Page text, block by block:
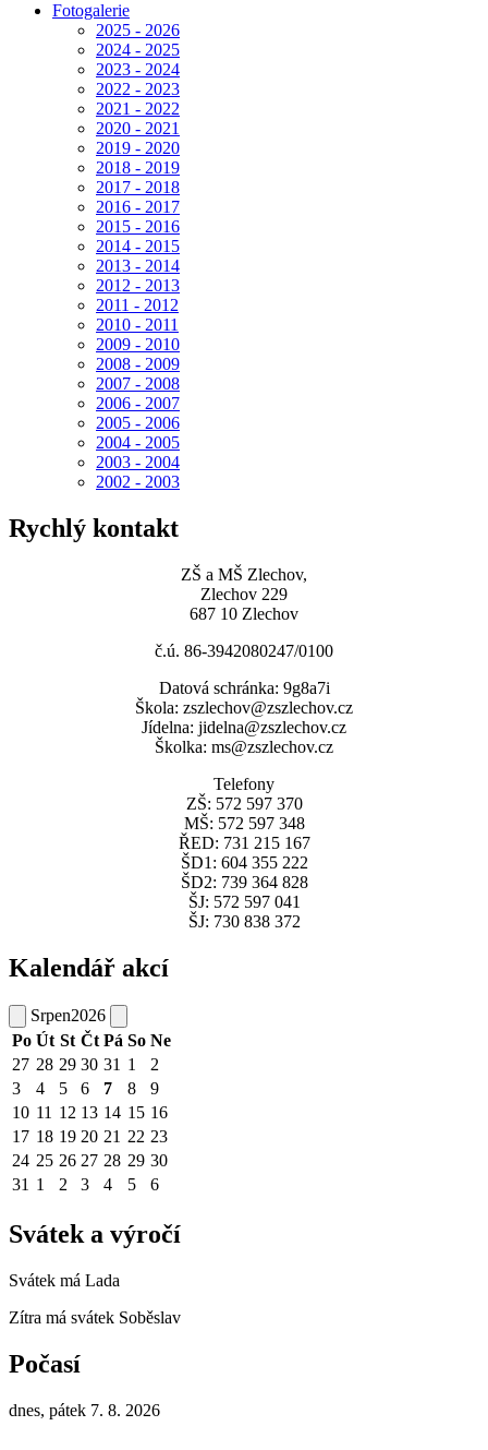
Fotogalerie
2025 - 2026
2024 - 2025
2023 - 2024
2022 - 2023
2021 - 2022
2020 - 2021
2019 - 2020
2018 - 2019
2017 - 2018
2016 - 2017
2015 - 2016
2014 - 2015
2013 - 2014
2012 - 2013
2011 - 2012
2010 - 2011
2009 - 2010
2008 - 2009
2007 - 2008
2006 - 2007
2005 - 2006
2004 - 2005
2003 - 2004
2002 - 2003
Rychlý kontakt
ZŠ a MŠ Zlechov,
Zlechov 229
687 10 Zlechov
č.ú. 86-3942080247/0100
Datová schránka: 9g8a7i
Škola: zszlechov@zszlechov.cz
Jídelna: jidelna@zszlechov.cz
Školka: ms@zszlechov.cz
Telefony
ZŠ: 572 597 370
MŠ: 572 597 348
ŘED: 731 215 167
ŠD1: 604 355 222
ŠD2: 739 364 828
ŠJ: 572 597 041
ŠJ: 730 838 372
Kalendář akcí
Srpen2026
Po Út St Čt Pá So Ne
27 28 29 30 31 1
2
3
4 5 6 7 8
9
10 11 12 13 14 15 16
17 18 19 20 21 22 23
24 25 26 27 28 29 30
31 1 2 3 4 5 6
Svátek a výročí
Svátek má Lada
Zítra má svátek Soběslav
Počasí
dnes, pátek 7. 8. 2026